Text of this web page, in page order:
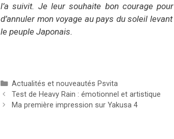
l’a suivit. Je leur souhaite bon courage
d’annuler mon voyage au pays du soleil
le peuple Japonais.
Catégories
Actualités et nouveautés Psvita
Test de Heavy Rain : émotionnel et artistique
Ma première impression sur Yakusa 4